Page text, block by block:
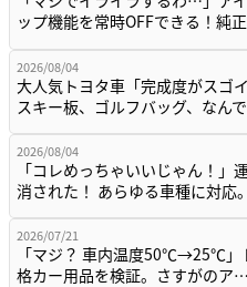
ップ機能を常時OFFできる！純
2026/08/04
大人気トヨタ車「完成度がスゴ
スキー板、ゴルフバッグ、なん
2026/08/04
「コレめっちゃいいじゃん！」
消された！ あらゆる車種に対応
2026/07/21
「マジ？ 車内温度50℃→25℃」
格カー用品を検証。さすがのア…